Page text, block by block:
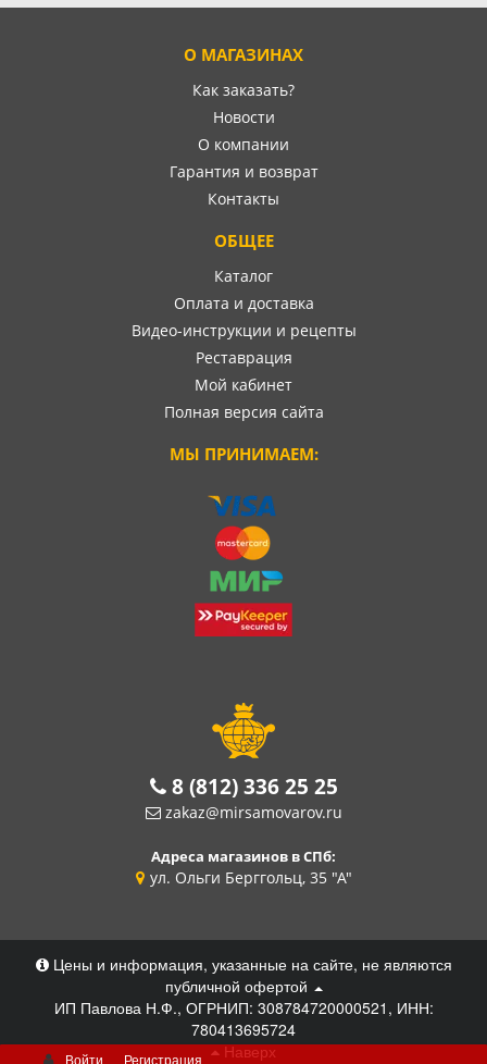
О МАГАЗИНАХ
Как заказать?
Новости
О компании
Гарантия и возврат
Контакты
ОБЩЕЕ
Каталог
Оплата и доставка
Видео-инструкции и рецепты
Реставрация
Мой кабинет
Полная версия сайта
МЫ ПРИНИМАЕМ:
8 (812) 336 25 25
zakaz@mirsamovarov.ru
Адреса магазинов в СПб:
ул. Ольги Берггольц, 35 "А"
Цены и информация, указанные на сайте, не являются
публичной офертой
ИП Павлова Н.Ф., ОГРНИП: 308784720000521, ИНН:
780413695724
Наверх
Войти Регистрация